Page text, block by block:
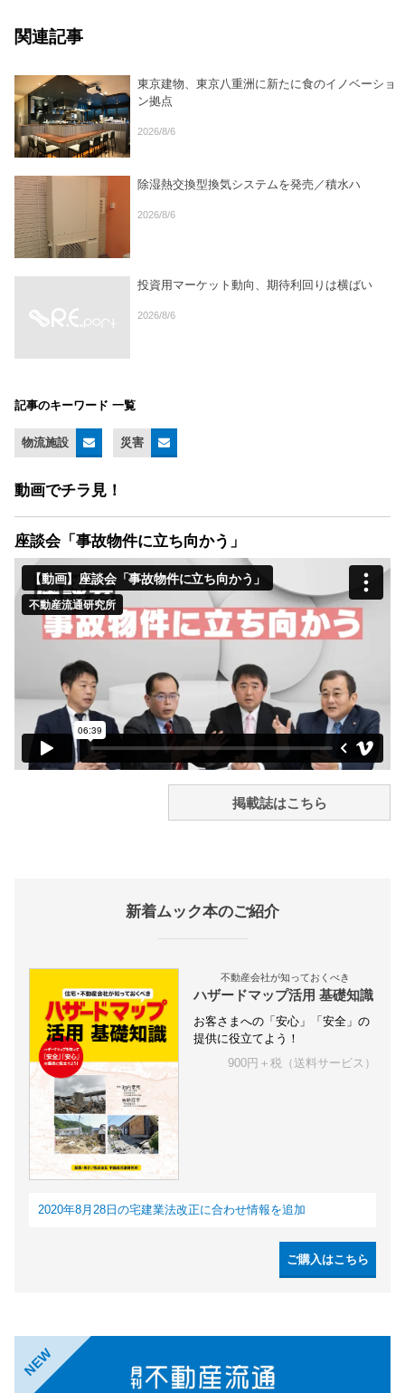
関連記事
東京建物、東京八重洲に新たに食のイノベーショ
ン拠点
2026/8/6
除湿熱交換型換気システムを発売／積水ハ
2026/8/6
投資用マーケット動向、期待利回りは横ばい
2026/8/6
記事のキーワード 一覧
物流施設 災害
動画でチラ見！
座談会「事故物件に立ち向かう」
掲載誌はこちら
新着ムック本のご紹介
不動産会社が知っておくべき
ハザードマップ活用 基礎知識
お客さまへの「安心」「安全」の
提供に役立てよう！
900円＋税（送料サービス）
2020年8月28日の宅建業法改正に合わせ情報を追加
ご購入はこちら
NEW